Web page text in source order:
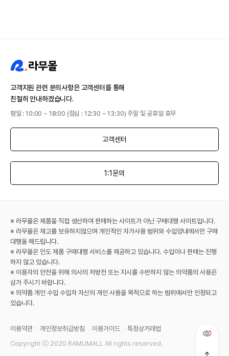
고객지원 관련 문의사항은 고객센터를 통해
친절히 안내하겠습니다.
평일 : 10:00 ~ 18:00 (점심 : 12:30 ~ 13:30) 주말 및 공휴일 휴무
고객센터
1:1문의
※ 라무몰은 제품을 직접 생산하여 판매하는 사이트가 아닌 구매대행 사이트입니다.
※ 라무몰은 재고를 보유하지않으며 개인적인 자가사용 범위와 수입양내에서만 구매
대행을 해드립니다.
※ 라무몰은 인도 제품 구매대행 서비스를 제공하고 있습니다. 수입이나 판매는 진행
하지 않고 있습니다.
※ 이용자의 안전을 위해 의사의 처방전 또는 지시를 수반하지 않는 의약품의 사용은
삼가 주시기 바랍니다.
※ 의약품 개인 수입 수입자 자신의 개인 사용을 목적으로 하는 범위에서만 인정되고
있습니다.
이용약관 개인정보취급방침 이용가이드
특정상거래법
Copyright ⓒ 2020 RAMUMALL All rights reserved.